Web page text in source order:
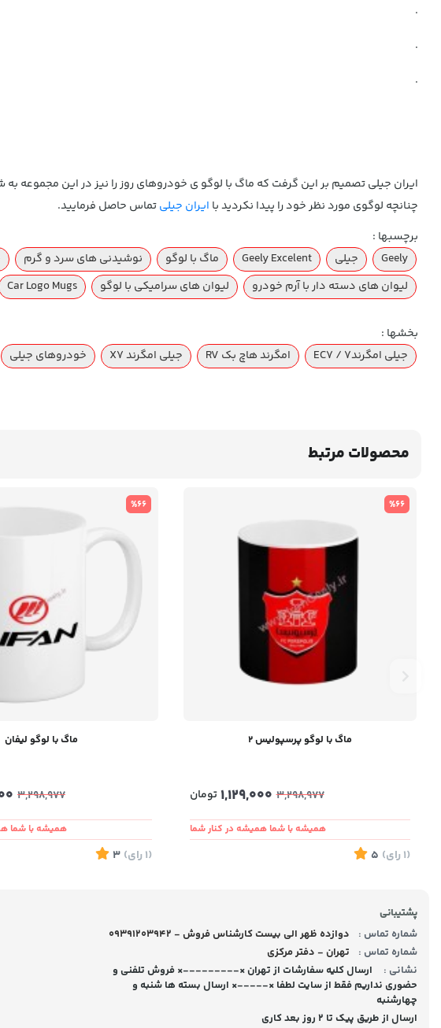
.
.
.
ایران جیلی تصمیم بر این گرفت که ماگ با لوگو ی خودروهای روز را نیز در این مجموعه به
چنانچه لوگوی مورد نظر خود را پیدا نکردید با ایران جیلیتماس حاصل فرمایید.
برچسبها :
Geely
جیلی Geely Excelent ماگ با لوگو نوشیدنی های سرد و گرم
لیوان های دسته دار با آرم خودرو
لیوان های سرامیکی با لوگو Car Logo Mugs
بخشها :
جیلی امگرند۷ / EC7
امگرند هاچ بک RV جیلی امگرند X7 خودروهای جیلی
محصولات مرتبط
%66
ماگ با لوگو پرسپولیس ۲
3,298,977
1,129,000 تومان
همیشه با شما همیشه در کنار شما
(1 رای)
5
%66
ماگ با لوگو لیفان
3,298,977
همیشه با شما
(1 رای)
3
پشتیبانی
شماره تماس :
09391203942 - دوازده ظهر الی بیست کارشناس فروش
شماره تماس :
تهران - دفتر مرکزی
نشانی :
ارسال کلیه سفارشات از تهران ×---------× فروش تلفنی و
حضوری نداریم فقط از سایت لطفا ×-----× ارسال بسته ها شنبه و
چهارشنبه
ارسال از طریق پیک تا ۲ روز بعد کاری